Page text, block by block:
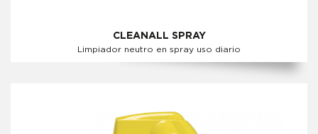
CLEANALL SPRAY
Limpiador neutro en spray uso diario